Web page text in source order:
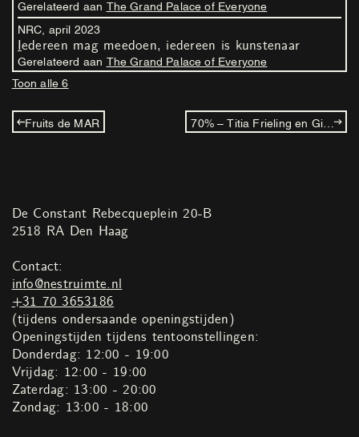
Gerelateerd aan The Grand Palace of Everyone
NRC, april 2023
Iedereen mag meedoen, iedereen is kunstenaar
Gerelateerd aan The Grand Palace of Everyone
Toon alle 6
Fruits de MAR 70% – Titia Frieling en Gijs Frieling
De Constant Rebecqueplein 20-B
2518 RA Den Haag
Contact:
info@nestruimte.nl
+31 70 3653186
(tijdens ondersaande openingstijden)
Openingstijden tijdens tentoonstellingen:
Donderdag: 12:00 - 19:00
Vrijdag: 12:00 - 19:00
Zaterdag: 13:00 - 20:00
Zondag: 13:00 - 18:00